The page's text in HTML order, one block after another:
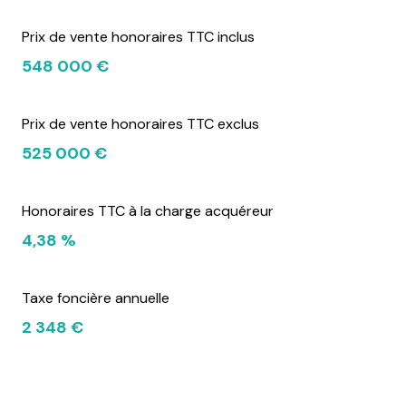
Prix de vente honoraires TTC inclus
548 000 €
Prix de vente honoraires TTC exclus
525 000 €
Honoraires TTC à la charge acquéreur
4,38 %
Taxe foncière annuelle
2 348 €